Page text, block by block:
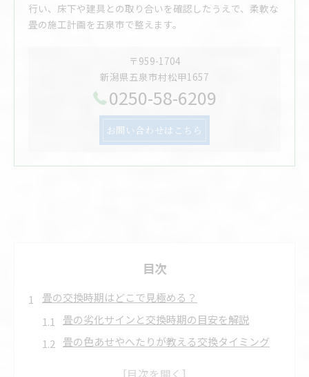
行い、床下や建具との取り合いを確認したうえで、柔軟な
畳の施工計画を五泉市で整えます。
〒959-1704
新潟県五泉市村松甲1657
0250-58-6209
お問い合わせはこちら
目次
畳の交換時期はどこで見極める？
畳の劣化サインと交換時期の目安を解説
畳の色あせやへたりが教える交換タイミング